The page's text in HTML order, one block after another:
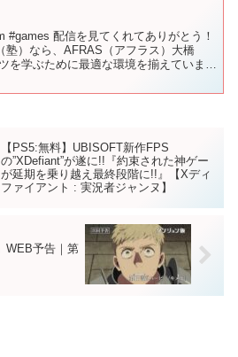
#games 配信を見てくれてありがとう！
塾）なら、AFRAS（アフラス）大橋
を学ぶために最適な環境を揃えていま
【PS5:無料】UBISOFT新作FPS
の”XDefiant”が遂に!!『約束された神ゲー
が延期を乗り越え最終段階に!!』【Xディ
ファイアント : 実況者ジャンヌ】
WEB予告｜第